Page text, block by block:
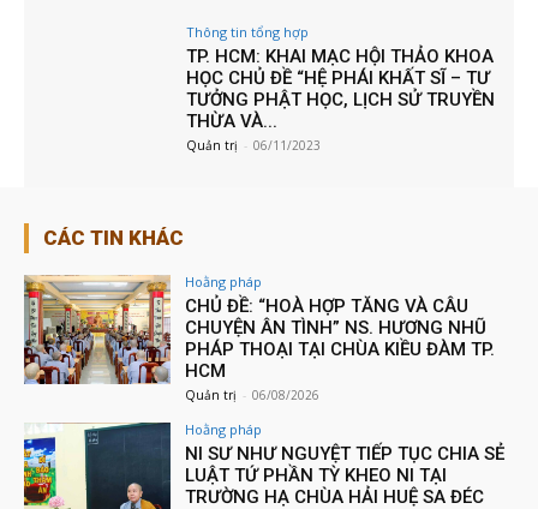
Thông tin tổng hợp
TP. HCM: KHAI MẠC HỘI THẢO KHOA
HỌC CHỦ ĐỀ “HỆ PHÁI KHẤT SĨ – TƯ
TƯỞNG PHẬT HỌC, LỊCH SỬ TRUYỀN
THỪA VÀ...
Quản trị - 06/11/2023
CÁC TIN KHÁC
Hoằng pháp
CHỦ ĐỀ: “HOÀ HỢP TĂNG VÀ CÂU
CHUYỆN ÂN TÌNH” NS. HƯƠNG NHŨ
PHÁP THOẠI TẠI CHÙA KIỀU ĐÀM TP.
HCM
Quản trị - 06/08/2026
Hoằng pháp
NI SƯ NHƯ NGUYỆT TIẾP TỤC CHIA SẺ
LUẬT TỨ PHẦN TỲ KHEO NI TẠI
TRƯỜNG HẠ CHÙA HẢI HUỆ SA ĐÉC